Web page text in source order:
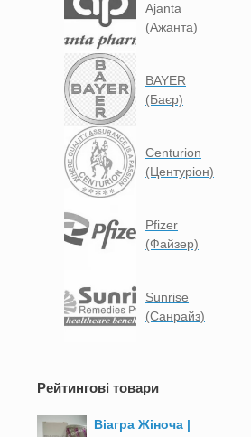
Ajanta
(Ажанта)
BAYER
(Баєр)
Centurion
(Центуріон)
Pfizer
(Файзер)
Sunrise
(Санрайз)
Рейтингові товари
Віагра Жіноча |